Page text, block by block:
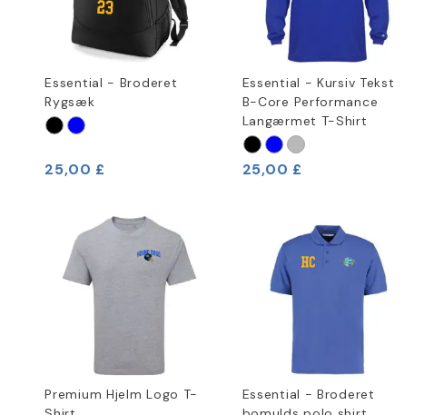
Essential - Broderet
Rygsæk
25,00 £
Essential - Kursiv Tekst
B-Core Performance
Langærmet T-Shirt
25,00 £
Premium Hjelm Logo T-
Essential - Broderet